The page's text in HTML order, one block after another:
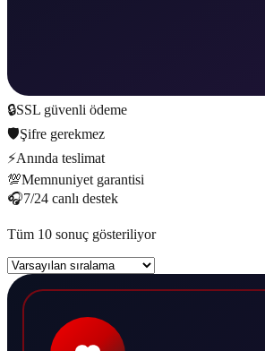
🔒SSL güvenli ödeme
🛡️Şifre gerekmez
⚡Anında teslimat
💯Memnuniyet garantisi
🎧7/24 canlı destek
Tüm 10 sonuç gösteriliyor